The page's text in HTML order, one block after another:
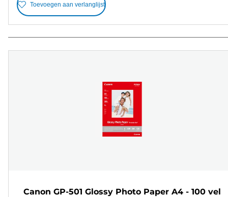
Toevoegen aan verlanglijst
Canon GP-501 Glossy Photo Paper A4 - 100 vel